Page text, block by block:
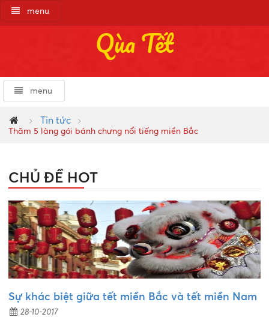
menu
Qùa Tết
menu
Tin tức
Thăm 5 làng gói bánh chưng nổi tiếng miền Bắc
CHỦ ĐỀ HOT
Sự khác biệt giữa tết miền Bắc và tết miền Nam
28-10-2017